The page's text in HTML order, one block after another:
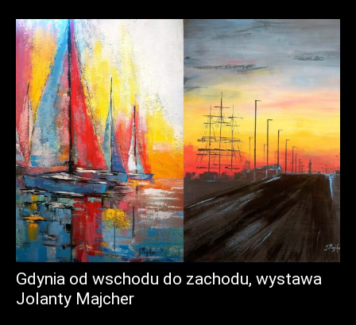
Gdynia od wschodu do zachodu, wystawa
Jolanty Majcher